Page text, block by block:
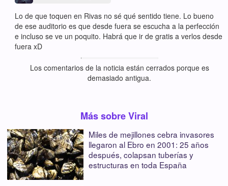
Lo de que toquen en Rivas no sé qué sentido tiene. Lo bueno
de ese auditorio es que desde fuera se escucha a la perfección
e incluso se ve un poquito. Habrá que ir de gratis a verlos desde
fuera xD
Los comentarios de la noticia están cerrados porque es
demasiado antigua.
Más sobre Viral
Miles de mejillones cebra invasores
llegaron al Ebro en 2001: 25 años
después, colapsan tuberías y
estructuras en toda España